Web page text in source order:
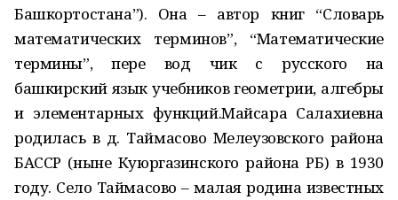
Башкортостана”). Она – автор книг “Словарь
математических терминов”, “Математические
термины”, пере вод чик с русского на
башкирский язык учебников геометрии, алгебры
и элементарных функций.Майсара Салахиевна
родилась в д. Таймасово Мелеузовского района
БАССР (ныне Куюргазинского района РБ) в 1930
году. Село Таймасово – малая родина известных